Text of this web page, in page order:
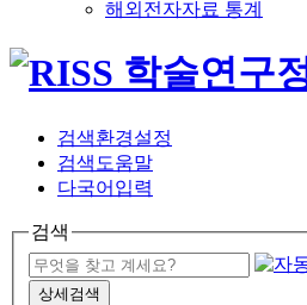
해외전자자료 통계
검색환경설정
검색도움말
다국어입력
검색
상세검색